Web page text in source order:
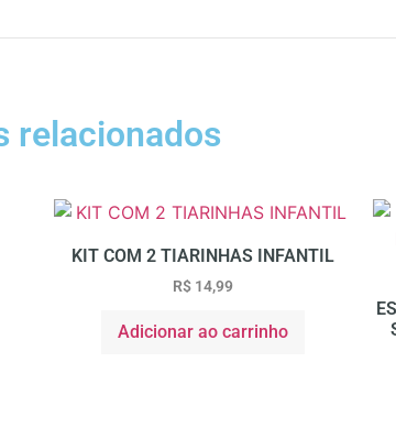
relacionados
KIT COM 2 TIARINHAS INFANTIL
R$14,99
Adicionar ao carrinho